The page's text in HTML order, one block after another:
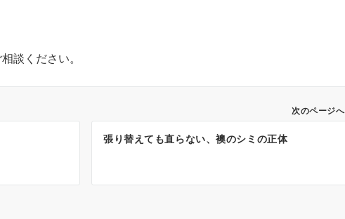
談ください。
次のページへ
張り替えても直らない、襖のシミの正体